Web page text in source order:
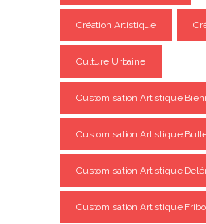
Création Artistique
Culture Urbaine
Customisation Artistique
Customisation Artistique
Customisation Artistique
Customisation Artistique